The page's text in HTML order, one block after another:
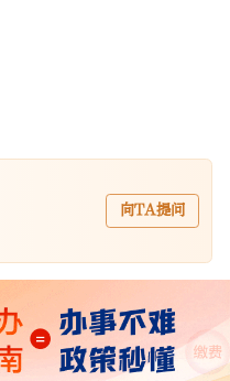
向TA提问